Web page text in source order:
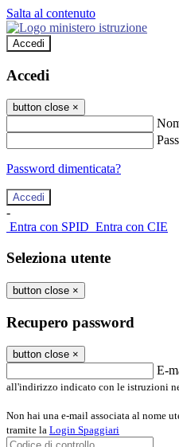
Salta al contenuto
Accedi
Accedi
button close ×
Password dimenticata?
-
Entra con SPID Entra con CIE
Seleziona utente
button close ×
Recupero password
button close ×
E-
all'indirizzo indicato con le istruzioni
Non hai una e-mail associata al nome
tramite la Login Spaggiari